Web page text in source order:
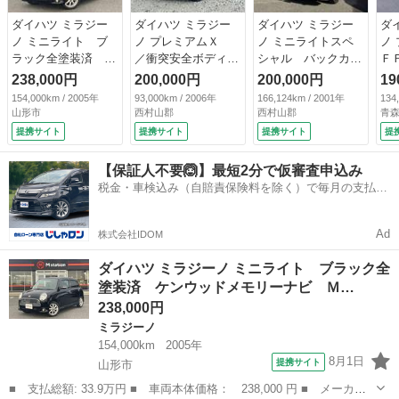
ダイハツ ミラジー
ノ ミニライト ブ
ラック全塗装済 ケ
ンウッドメモリーナ
ビ ＭＩＮＩＬＩＴ
Ｅ１５ＡＷ ＭＯＭ
Ｏステアリング 木
目調パネル＆シフト
ノブ タイミングベ
ルト交換済 ＨＩＤ
ライト フォグライ
ト 純正エアロスポ
イラー （車検整備
238,000円
154,000km / 2005年
山形市
提携サイト
ダイハツ ミラジー
ノ プレミアムＸ
／衝突安全ボディ／
パワステ／パワーウ
ィンドウ／Ｗエアバ
ッグ／キーレス／Ｍ
ＯＭＯハンドル
（車検整備付）
200,000円
93,000km / 2006年
西村山郡
提携サイト
ダイハツ ミラジー
ノ ミニライトスペ
シャル バックカメ
ラ キーレスエント
リー ＡＴ ＣＤ
ＤＶＤ再生 ＵＳ
Ｂ アルミホイー
ル 衝突安全ボデ
ィ エアコン パワ
ーステアリング パ
ワーウィンドウ
200,000円
166,124km / 2001年
西村山郡
提携サイト
ダ
ノ
Ｆ
整
青
提
【保証人不要🙆】最短2分で仮審査申込み
税金・車検込み（自賠責保険料を除く）で毎月の支払額
株式会社IDOM Ad
ダイハツ ミラジーノ ミニライト ブラック全
塗装済 ケンウッドメモリーナビ Ｍ…
238,000円
ミラジーノ
154,000km
2005年
山形市
提携サイト 8月1日
■ 支払総額: 33.9万円 ■ 車両本体価格： 238,000 円 ■ メーカー